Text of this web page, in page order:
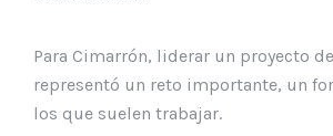
Para Cimarrón, liderar un proyecto
representó un reto importante, un
los que suelen trabajar.